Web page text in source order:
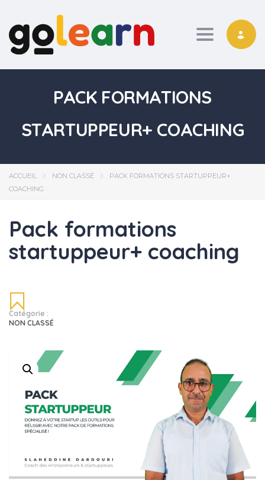
Toggle
PACK FORMATIONS
STARTUPPEUR+ COACHING
ACCUEIL NON CLASSÉ
PACK FORMATIONS STARTUPPEUR+
COACHING
Pack formations
startuppeur+ coaching
Catégorie :
NON CLASSÉ